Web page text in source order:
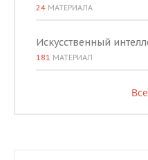
24 МАТЕРИАЛА
Искусственный
181 МАТЕРИАЛ